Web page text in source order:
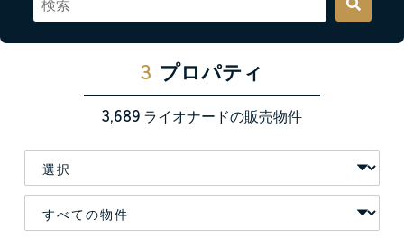
3 プロパティ
3,689ライオナードの販売物件